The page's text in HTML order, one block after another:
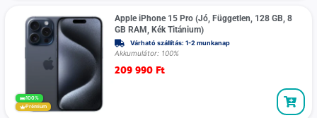
100%
Prémium
Apple iPhone 15 Pro (Jó, Független, 128 GB, 8
GB RAM, Kék Titánium)
Várható szállítás: 1-2 munkanap
Akkumulátor: 100%
209 990 Ft